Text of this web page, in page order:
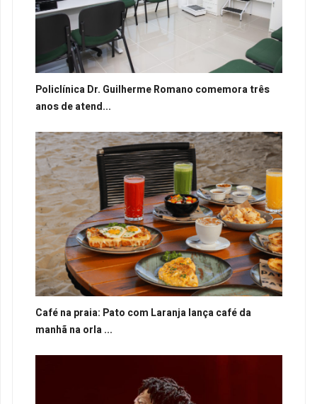
Policlínica Dr. Guilherme Romano comemora três
anos de atend...
Café na praia: Pato com Laranja lança café da
manhã na orla ...